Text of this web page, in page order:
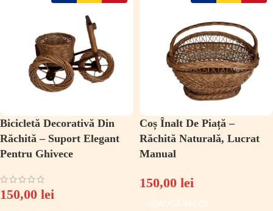
Bicicletă Decorativă Din
Răchită – Suport Elegant
Pentru Ghivece
150,00 lei
Coș Înalt De Piață –
Răchită Naturală, Lucrat
Manual
150,00 lei
ADAUGĂ ÎN COȘ